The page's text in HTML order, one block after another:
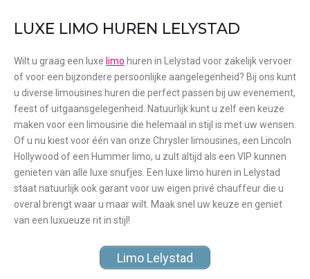
LUXE LIMO HUREN LELYSTAD
Wilt u graag een luxe limo huren in Lelystad voor zakelijk vervoer
of voor een bijzondere persoonlijke aangelegenheid? Bij ons kunt
u diverse limousines huren die perfect passen bij uw evenement,
feest of uitgaansgelegenheid. Natuurlijk kunt u zelf een keuze
maken voor een limousine die helemaal in stijl is met uw wensen.
Of u nu kiest voor één van onze Chrysler limousines, een Lincoln
Hollywood of een Hummer limo, u zult altijd als een VIP kunnen
genieten van alle luxe snufjes. Een luxe limo huren in Lelystad
staat natuurlijk ook garant voor uw eigen privé chauffeur die u
overal brengt waar u maar wilt. Maak snel uw keuze en geniet
van een luxueuze rit in stijl!
Limo Lelystad